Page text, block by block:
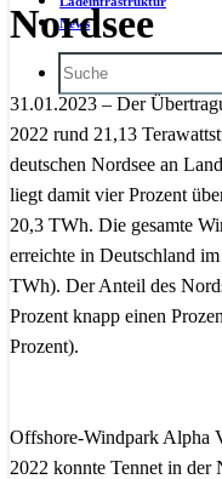
News
Nordsee
31.01.2023 – Der
2022 rund 21,13
deutschen Nordsee an
liegt damit vier Prozent
20,3 TWh. Die gesamte
erreichte in Deutschland
TWh). Der Anteil des
Prozent knapp einen
Prozent).
Offshore-Windpark Alpha
2022 konnte Tennet in der